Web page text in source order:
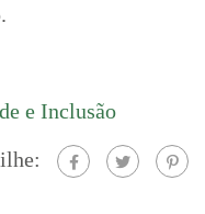
e Inclusão